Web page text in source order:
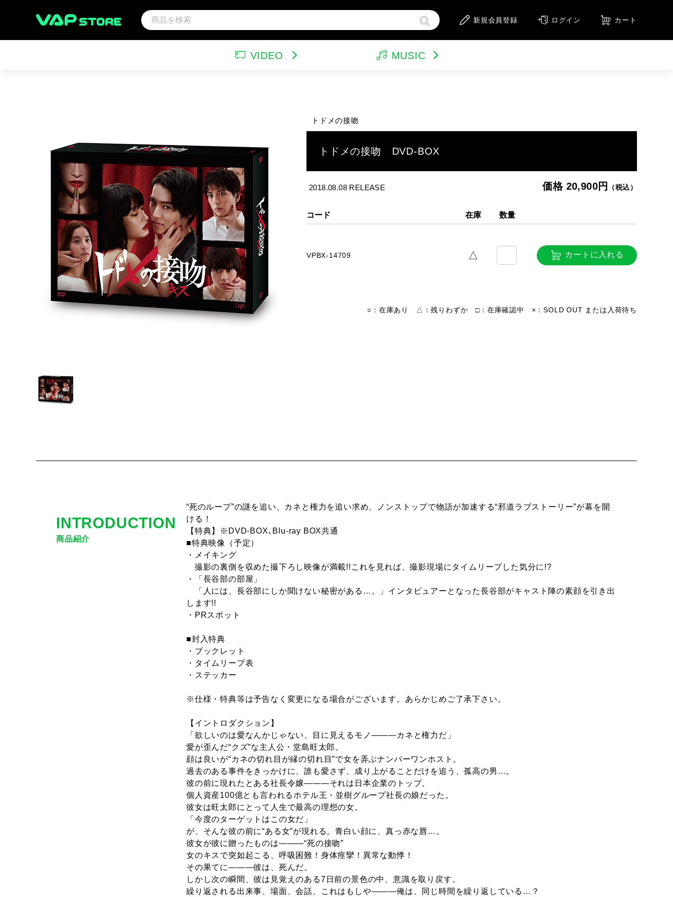
新規会員登録 ログイン カート
VIDEO MUSIC
トドメの接吻
トドメの接吻 DVD-BOX
2018.08.08 RELEASE 価格 20,900円 （税込）
コード 在庫 数量
VPBX-14709 △ カートに入れる
○：在庫あり △：残りわずか □：在庫確認中 ×：SOLD OUT または入荷待ち
INTRODUCTION
商品紹介
“死のループ”の謎を追い、カネと権力を追い求め、ノンストップで物語が加速する“邪道ラブストーリー”が幕を開
ける！
【特典】※DVD-BOX､Blu-ray BOX共通
■特典映像（予定）
・メイキング
撮影の裏側を収めた撮下ろし映像が満載!!これを見れば、撮影現場にタイムリープした気分に!?
・「長谷部の部屋」
「人には、長谷部にしか聞けない秘密がある…。」インタビュアーとなった長谷部がキャスト陣の素顔を引き出
します!!
・PRスポット
■封入特典
・ブックレット
・タイムリープ表
・ステッカー
※仕様・特典等は予告なく変更になる場合がございます。あらかじめご了承下さい。
【イントロダクション】
「欲しいのは愛なんかじゃない、目に見えるモノ―――カネと権力だ」
愛が歪んだ“クズ”な主人公・堂島旺太郎。
顔は良いが“カネの切れ目が縁の切れ目”で女を弄ぶナンバーワンホスト。
過去のある事件をきっかけに、誰も愛さず、成り上がることだけを追う、孤高の男…。
彼の前に現れたとある社長令嬢―――それは日本企業のトップ、
個人資産100億とも言われるホテル王・並樹グループ社長の娘だった。
彼女は旺太郎にとって人生で最高の理想の女。
「今度のターゲットはこの女だ」
が、そんな彼の前に“ある女”が現れる。青白い顔に、真っ赤な唇…。
彼女が彼に贈ったものは―――“死の接吻”
女のキスで突如起こる、呼吸困難！身体痙攣！異常な動悸！
その果てに―――彼は、死んだ。
しかし次の瞬間、彼は見覚えのある7日前の景色の中、意識を取り戻す。
繰り返される出来事、場面、会話、これはもしや―――俺は、同じ時間を繰り返している…？